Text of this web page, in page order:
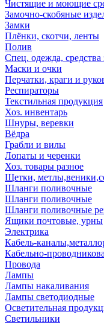
Чистящие и моющие
Замочно-скобяные
Замки
Плёнки, скотчи, ленты
Полив
Спец. одежда,
Маски и очки
Перчатки, краги и
Респираторы
Текстильная продукция
Хоз. инвентарь
Шнуры, веревки
Вёдра
Грабли и вилы
Лопаты и черенки
Хоз. товары разное
Щетки,
Шланги поливочные
Шланги поливочные
Шланги поливочные
Ящики почтовые, урны
Электрика
Кабель-
Кабельно-
Провода
Лампы
Лампы накаливания
Лампы светодиодные
Осветительная
Светильники